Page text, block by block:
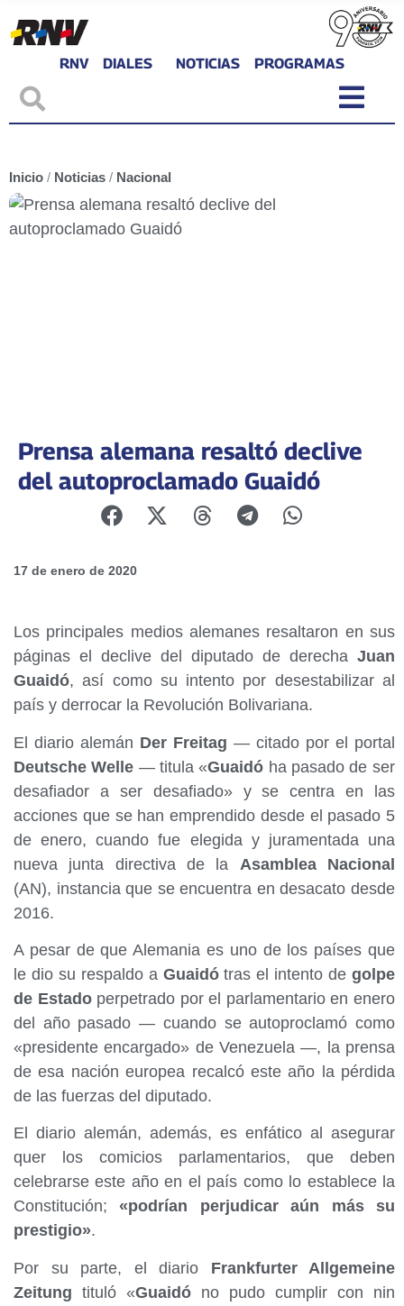
RNV DIALES NOTICIAS PROGRAMAS
Inicio / Noticias / Nacional
Prensa alemana resaltó declive
del autoproclamado Guaidó
17 de enero de 2020
Los principales medios alemanes resaltaron en sus
páginas el declive del diputado de derecha Juan
Guaidó, así como su intento por desestabilizar al
país y derrocar la Revolución Bolivariana.
El diario alemán Der Freitag — citado por el portal
Deutsche Welle — titula «Guaidó ha pasado de ser
desafiador a ser desafiado» y se centra en las
acciones que se han emprendido desde el pasado 5
de enero, cuando fue elegida y juramentada una
nueva junta directiva de la Asamblea Nacional
(AN), instancia que se encuentra en desacato desde
2016.
A pesar de que Alemania es uno de los países que
le dio su respaldo a Guaidótras el intento de golpe
de Estadoperpetrado por el parlamentario en enero
del año pasado — cuando se autoproclamó como
«presidente encargado» de Venezuela —, la prensa
de esa nación europea recalcó este año la pérdida
de las fuerzas del diputado.
El diario alemán, además, es enfático al asegurar
quer los comicios parlamentarios, que deben
celebrarse este año en el país como lo establece la
Constitución; «podrían perjudicar aún más su
prestigio».
Por su parte, el diario Frankfurter Allgemeine
Zeitung tituló «Guaidó no pudo cumplir con nin